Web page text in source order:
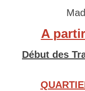
A
Début des